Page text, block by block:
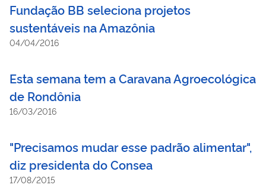
Fundação BB seleciona projetos
sustentáveis na Amazônia
04/04/2016
Esta semana tem a Caravana Agroecológica
de Rondônia
16/03/2016
"Precisamos mudar esse padrão alimentar",
diz presidenta do Consea
17/08/2015